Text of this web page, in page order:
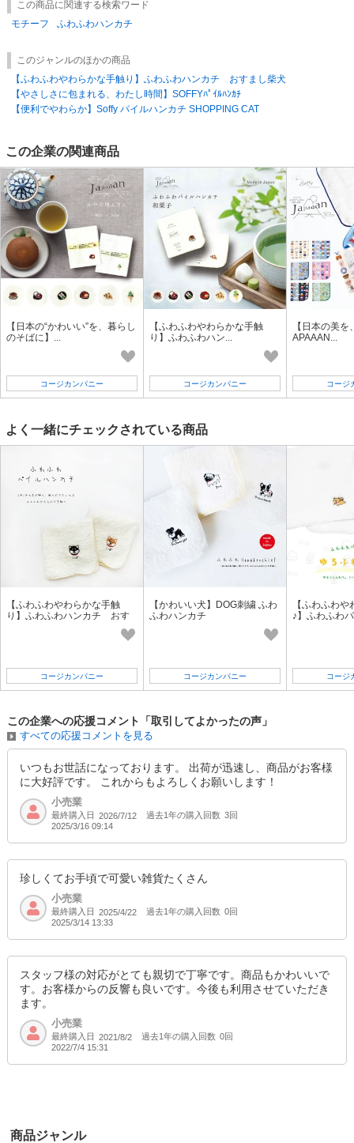
この商品に関連する検索ワード
モチーフ
ふわふわハンカチ
このジャンルのほかの商品
【ふわふわやわらかな手触り】ふわふわハンカチ おすまし柴犬
【やさしさに包まれる、わたし時間】SOFFYﾊﾟｲﾙﾊﾝｶﾁ
【便利でやわらか】Soffy パイルハンカチ SHOPPING CAT
この企業の関連商品
【日本の“かわいい”を、暮らし
のそばに】...
コージカンパニー
【ふわふわやわらかな手触
り】ふわふわハン...
コージカンパニー
【日本の美
APAAAN...
コージ
よく一緒にチェックされている商品
【ふわふわやわらかな手触
り】ふわふわハンカチ おす
コージカンパニー
【かわいい犬】DOG刺繍 ふわ
ふわハンカチ
コージカンパニー
【ふわふわ
♪】ふわふわ
コージ
この企業への応援コメント「取引してよかったの声」
すべての応援コメントを見る
いつもお世話になっております。 出荷が迅速し、商品がお客様
に大好評です。 これからもよろしくお願いします！
小売業
最終購入日 2026/7/12 過去1年の購入回数 3回
2025/3/16 09:14
珍しくてお手頃で可愛い雑貨たくさん
小売業
最終購入日 2025/4/22 過去1年の購入回数 0回
2025/3/14 13:33
スタッフ様の対応がとても親切で丁寧です。商品もかわいいで
す。お客様からの反響も良いです。今後も利用させていただき
ます。
小売業
最終購入日 2021/8/2 過去1年の購入回数 0回
2022/7/4 15:31
商品ジャンル